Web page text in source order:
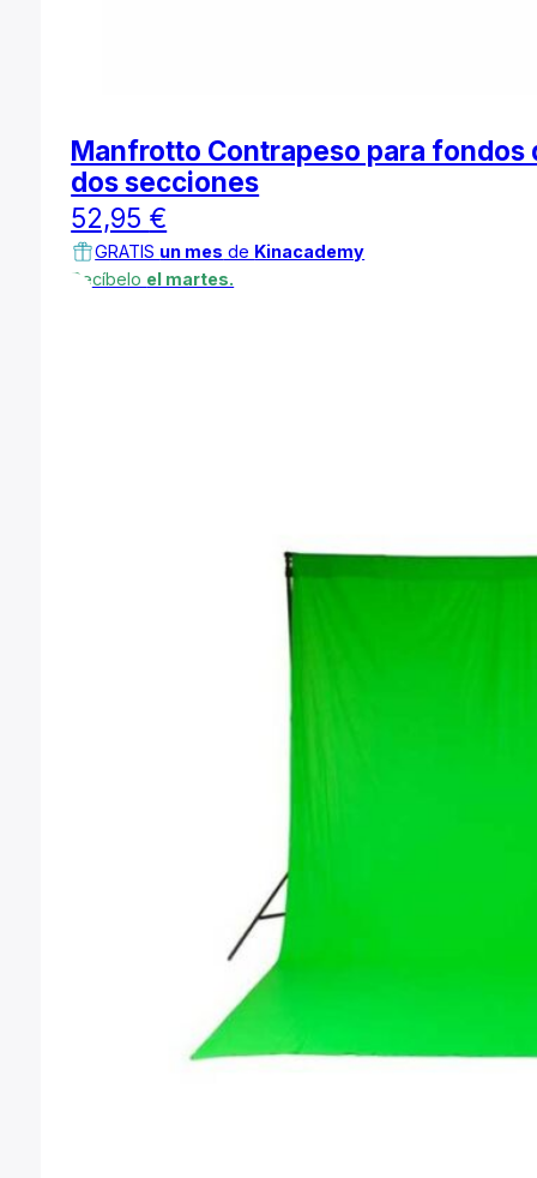
Manfrotto Contrapeso para fondos
dos secciones
52,95 €
GRATIS un mes de Kinacademy
Recíbelo el martes.